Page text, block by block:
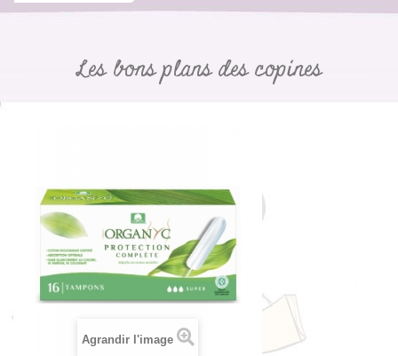
Les bons plans des copines
Agrandir l'image